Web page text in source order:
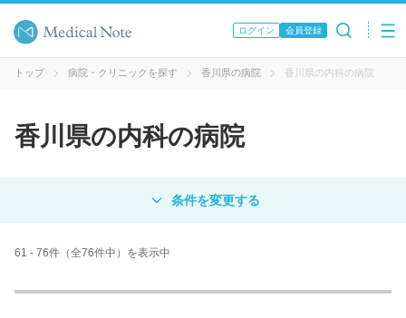
ログイン 会員登録
トップ 病院・クリニックを探す 香川県の病院 香川県の内科の病院
香川県の内科の病院
病院 クリニック
61 - 76件（全76件中）を表示中